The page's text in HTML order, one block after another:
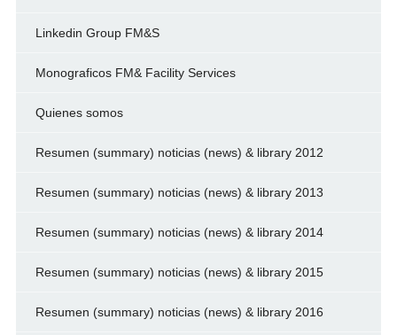
Linkedin Group FM&S
Monograficos FM& Facility Services
Quienes somos
Resumen (summary) noticias (news) & library 2012
Resumen (summary) noticias (news) & library 2013
Resumen (summary) noticias (news) & library 2014
Resumen (summary) noticias (news) & library 2015
Resumen (summary) noticias (news) & library 2016